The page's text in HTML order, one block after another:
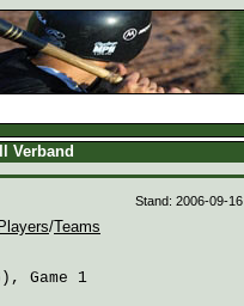
Verband
Stand: 2006-09-16
Players/Teams
Game 1